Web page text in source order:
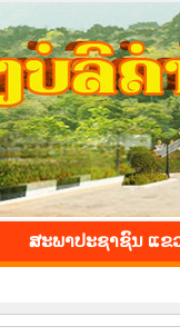
ສະພາປະຊາຊົນ ແຂ
ຊົ